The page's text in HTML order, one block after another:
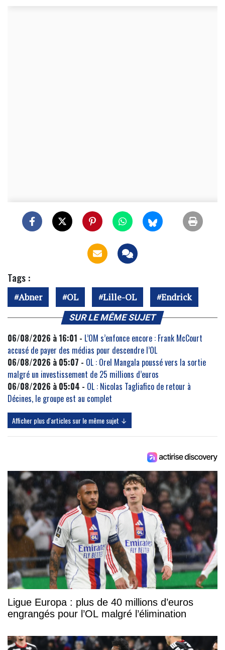
Tags :
Abner OL Lille-OL Endrick
SUR LE MÊME SUJET
06/08/2026 à 16:01 - L’OM s’enfonce encore : Frank McCourt
accusé de payer des médias pour descendre l’OL
06/08/2026 à 05:07 - OL : Orel Mangala poussé vers la sortie
malgré un investissement de 25 millions d’euros
06/08/2026 à 05:04 - OL : Nicolas Tagliafico de retour à
Décines, le groupe est au complet
Afficher plus d'articles sur le même sujet ↓
Ligue Europa : plus de 40 millions d’euros
engrangés pour l’OL malgré l’élimination